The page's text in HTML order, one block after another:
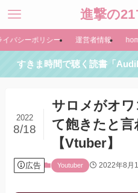
進撃の
イバシーポリシー 運営者情報
すきま時間で聴く読書「
サロメがオワ
て飽きたと
【Vtuber】
2022
8/18
広告 Youtuber 2022年8月